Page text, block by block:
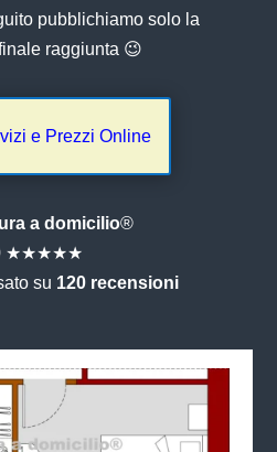
pubblichiamo solo la
raggiunta 😉
e Prezzi Online
a domicilio®
★★★★★
su 120 recensioni